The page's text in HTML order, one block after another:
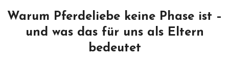
Warum Pferdeliebe keine Phase ist –
und was das für uns als Eltern
bedeutet